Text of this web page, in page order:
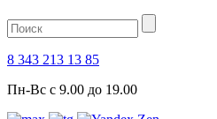
8 343 213 13 85
Пн-Вс с 9.00 до 19.00